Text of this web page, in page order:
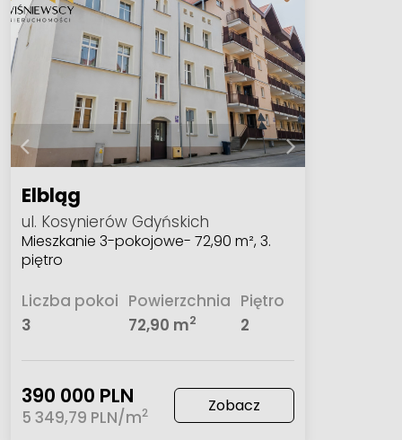
Elbląg
ul. Kosynierów Gdyńskich
Mieszkanie 3-pokojowe- 72,90 m², 3.
piętro
Liczba pokoi
3
Powierzchnia
72,90 m2
Piętro
2
390 000 PLN
5 349,79 PLN/m2 Zobacz